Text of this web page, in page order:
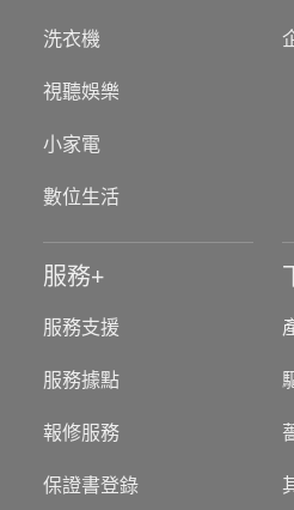
洗衣機
視聽娛樂
小家電
數位生活
服務
服務支援
服務據點
報修服務
保證書登錄